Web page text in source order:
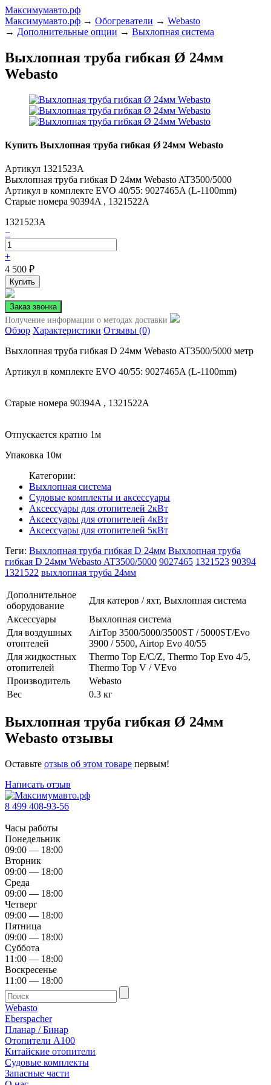
Максимумавто.рф
Максимумавто.рф → Обогреватели → Webasto
→ Дополнительные опции → Выхлопная система
Выхлопная труба гибкая Ø 24мм
Webasto
Купить Выхлопная труба гибкая Ø 24мм Webasto
Артикул 1321523A
Выхлопная труба гибкая D 24мм Webasto AT3500/5000
Артикул в комплекте EVO 40/55: 9027465A (L-1100mm)
Старые номера 90394A , 1321522A
1321523A
−
+
4 500 ₽
Получение информации о методах доставки
Обзор Характеристики Отзывы (0)
Выхлопная труба гибкая D 24мм Webasto AT3500/5000 метр
Артикул в комплекте EVO 40/55: 9027465A (L-1100mm)
Старые номера 90394A , 1321522A
Отпускается кратно 1м
Упаковка 10м
Категории:
Выхлопная система
Судовые комплекты и аксессуары
Аксессуары для отопителей 2кВт
Аксессуары для отопителей 4кВт
Аксессуары для отопителей 5кВт
Теги: Выхлопная труба гибкая D 24мм Выхлопная труба
гибкая D 24мм Webasto AT3500/5000 9027465 1321523 90394
1321522 выхлопная труба 24мм
Дополнительное
оборудование
Для катеров / яхт, Выхлопная система
Аксессуары
Выхлопная система
Для воздушных
отоптелей
AirTop 3500/5000/3500ST / 5000ST/Evo
3900 / 5500, Airtop Evo 40/55
Для жидкостных
отопителей
Thermo Top E/C/Z, Thermo Top Evo 4/5,
Thermo Top V / VEvo
Производитель
Webasto
Вес
0.3 кг
Выхлопная труба гибкая Ø 24мм
Webasto отзывы
Оставьте отзыв об этом товаре первым!
Написать отзыв
8 499 408-93-56
Часы работы
Понедельник
09:00 — 18:00
Вторник
09:00 — 18:00
Среда
09:00 — 18:00
Четверг
09:00 — 18:00
Пятница
09:00 — 18:00
Суббота
11:00 — 18:00
Воскресенье
11:00 — 18:00
Webasto
Eberspacher
Планар / Бинар
Отопители А100
Китайские отопители
Судовые комплекты
Запасные части